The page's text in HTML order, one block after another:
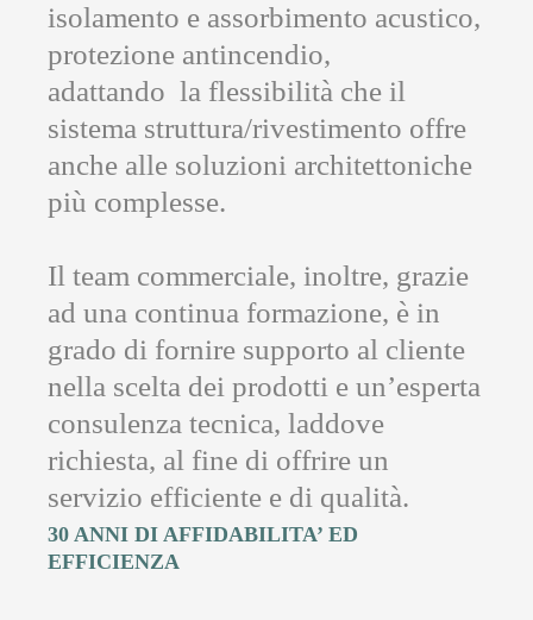
isolamento e assorbimento acustico,
protezione antincendio,
adattando la flessibilità che il
sistema struttura/rivestimento offre
anche alle soluzioni architettoniche
più complesse.
Il team commerciale, inoltre, grazie
ad una continua formazione, è in
grado di fornire supporto al cliente
nella scelta dei prodotti e un’esperta
consulenza tecnica, laddove
richiesta, al fine di offrire un
servizio efficiente e di qualità.
30 ANNI DI AFFIDABILITA’ ED
EFFICIENZA